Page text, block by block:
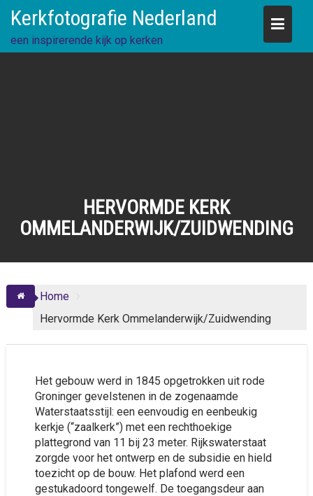
content
Kerkfotografie Nederland
een inspirerende kijk op kerken
HERVORMDE KERK
OMMELANDERWIJK/ZUIDWENDING
Home
Hervormde Kerk Ommelanderwijk/Zuidwending
Het gebouw werd in 1845 opgetrokken uit rode
Groninger gevelstenen in de zogenaamde
Waterstaatsstijl: een eenvoudig en eenbeukig
kerkje (“zaalkerk”) met een rechthoekige
plattegrond van 11 bij 23 meter. Rijkswaterstaat
zorgde voor het ontwerp en de subsidie en hield
toezicht op de bouw. Het plafond werd een
gestukadoord tongewelf. De toegangsdeur aan